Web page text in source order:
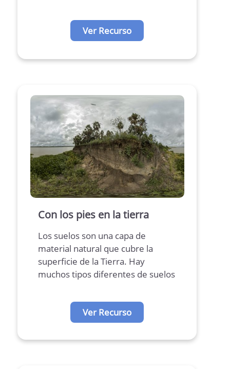
Ver Recurso
Con los pies en la tierra
Los suelos son una capa de
material natural que cubre la
superficie de la Tierra. Hay
muchos tipos diferentes de suelos
Ver Recurso